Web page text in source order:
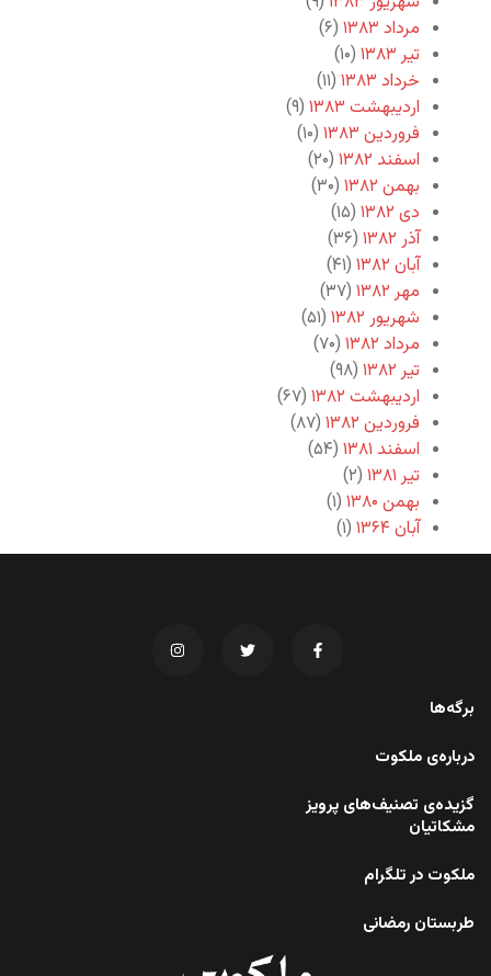
مرداد ۱۳۸۳
(۶)
تیر ۱۳۸۳
(۱۰)
خرداد ۱۳۸۳
(۱۱)
اردیبهشت ۱۳۸۳
(۹)
فروردین ۱۳۸۳
(۱۰)
اسفند ۱۳۸۲
(۲۰)
بهمن ۱۳۸۲
(۳۰)
دی ۱۳۸۲
(۱۵)
آذر ۱۳۸۲
(۳۶)
آبان ۱۳۸۲
(۴۱)
مهر ۱۳۸۲
(۳۷)
شهریور ۱۳۸۲
(۵۱)
مرداد ۱۳۸۲
(۷۰)
تیر ۱۳۸۲
(۹۸)
اردیبهشت ۱۳۸۲
(۶۷)
فروردین ۱۳۸۲
(۸۷)
اسفند ۱۳۸۱
(۵۴)
تیر ۱۳۸۱
(۲)
بهمن ۱۳۸۰
(۱)
آبان ۱۳۶۴
(۱)
برگه‌ها
درباره‌ی ملکوت
گزیده‌ی تصنیف‌های پرویز
مشکاتیان
ملکوت در تلگرام
طربستان رمضانی